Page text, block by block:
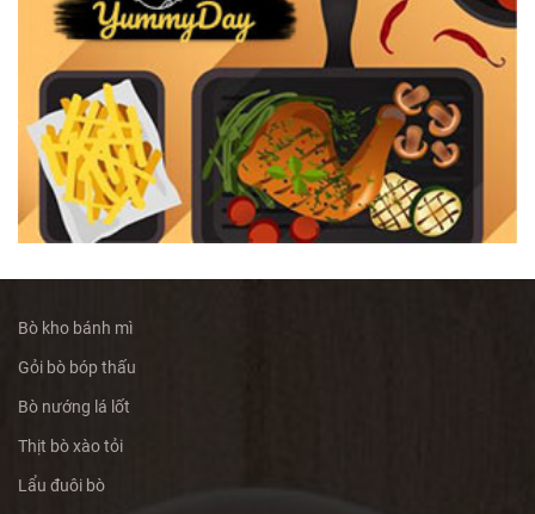
Bò kho bánh mì
Gỏi bò bóp thấu
Bò nướng lá lốt
Thịt bò xào tỏi
Lẩu đuôi bò